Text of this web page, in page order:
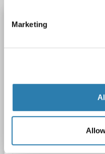
Marketing
SNCAIP anticorps (C-
Polyclonal
unconjugated